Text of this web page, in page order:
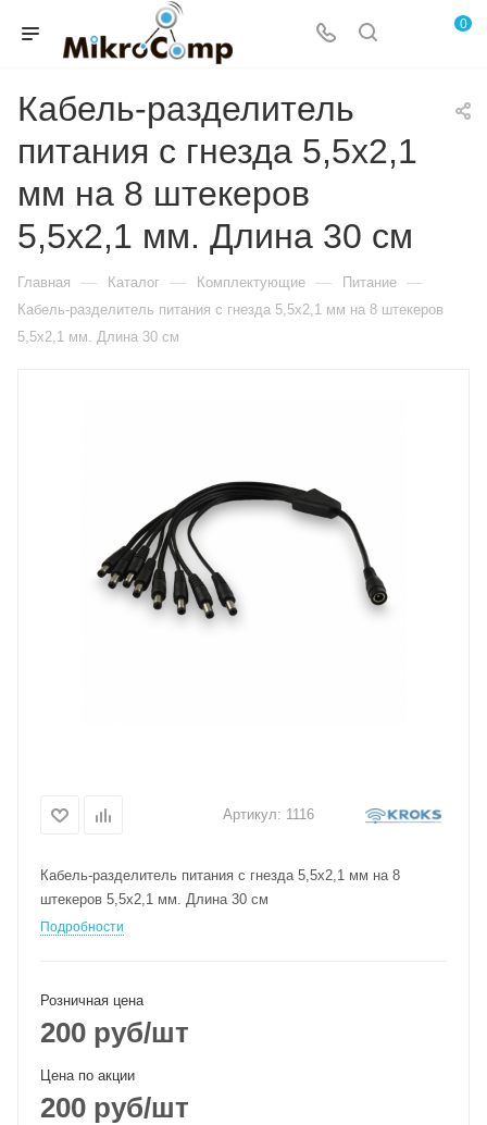
0
Кабель-разделитель
питания с гнезда 5,5х2,1
мм на 8 штекеров
5,5х2,1 мм. Длина 30 см
Главная — Каталог — Комплектующие — Питание —
Кабель-разделитель питания с гнезда 5,5х2,1 мм на 8 штекеров
5,5х2,1 мм. Длина 30 см
Артикул: 1116
Кабель-разделитель питания с гнезда 5,5х2,1 мм на 8
штекеров 5,5х2,1 мм. Длина 30 см
Подробности
Розничная цена
200 руб/шт
Цена по акции
200 руб/шт